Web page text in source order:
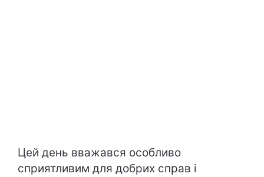
Цей день вважався особливо
сприятливим для добрих справ і